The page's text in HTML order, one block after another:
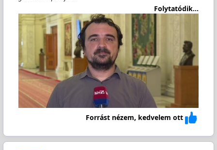
Folytatódik...
Forrást nézem, kedvelem ott